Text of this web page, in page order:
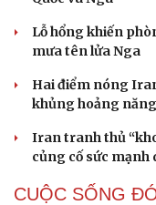
Lỗ hổng khiến
mưa tên lửa Nga
Hai điểm nóng
khủng hoảng
Iran tranh thủ
củng cố sức mạnh
CUỘC SỐNG